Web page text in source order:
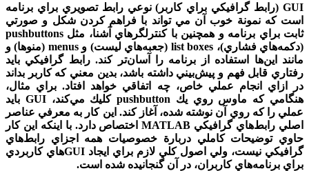
GUI (رابط گرافيكي براي كاربر) نوعي رابط تصويري براي برنامه
است كه نمونة خوب آن مي تواند با فراهم كردن شكل و صورتي
ثابت براي برنامه و همچنين با كنترلگرهاي آشنا، مثل pushbuttons
(دكمه‌هاي فشاري)، list boxes (جعبه‌هاي ليست) وmenus (منوها) و
مانند اين‌ها استفاده از برنامه را آسان‌تر كند. رابط گرافيكي بايد
رفتاري قابل فهم و پيش‌بيني داشته باشد، بدين معني كه كاربر بداند
در ازاي انجام عملي خاص، چه اتفاقي خواهد افتاد. براي مثال،
هنگامي كه ماوس روي يك pushbuttonكليك مي‌كند،GUI بايد
عملي را كه روي آن نوشته شده، آغاز كند. اين کار به معرفي عناصر
اصلي رابط‌هاي گرافيكي MATLABاختصاص دارد.با اينكه اين کار
حاوي توضيحات كاملي دربارة خصوصيات همه اجزاي رابط‌هاي
گرافيكي نيست، ولي اصول كلي لازم براي ايجاد GUIهاي كاربردي
براي برنامه‌هاي كاربران، در آن گنجانيده شده است.